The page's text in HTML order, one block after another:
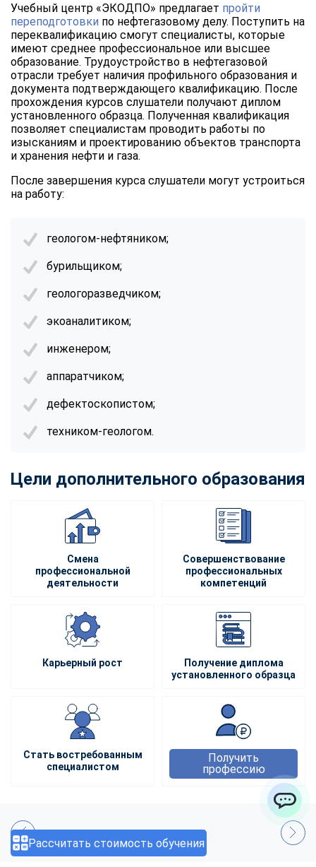
Рассчитать стоимость обучения
Учебный центр «ЭКОДПО» предлагает пройти
переподготовки по нефтегазовому делу. Поступить на
переквалификацию смогут специалисты, которые
имеют среднее профессиональное или высшее
образование. Трудоустройство в нефтегазовой
отрасли требует наличия профильного образования и
документа подтверждающего квалификацию. После
прохождения курсов слушатели получают диплом
установленного образца. Полученная квалификация
позволяет специалистам проводить работы по
изысканиям и проектированию объектов транспорта
и хранения нефти и газа.
После завершения курса слушатели могут устроиться
на работу:
геологом-нефтяником;
бурильщиком;
геологоразведчиком;
экоаналитиком;
инженером;
аппаратчиком;
дефектоскопистом;
техником-геологом.
Цели дополнительного образования
Смена
профессиональной
деятельности
Совершенствование
профессиональных
компетенций
Карьерный рост
Получение диплома
установленного образца
Стать востребованным
специалистом
Получить
профессию
online
Мессенджеры
Telegram
Vkontakte